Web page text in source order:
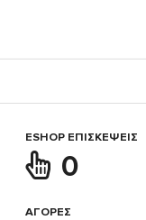
ESHOP ΕΠΙΣΚΈΨΕΙΣ
0
ΑΓΟΡΈΣ